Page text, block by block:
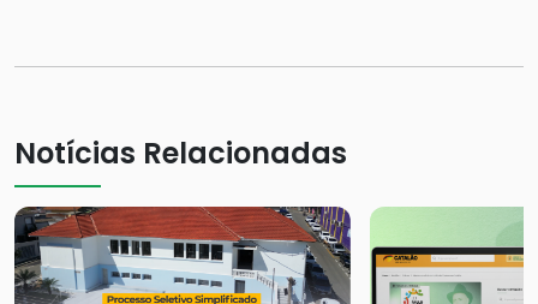
Notícias Relacionadas